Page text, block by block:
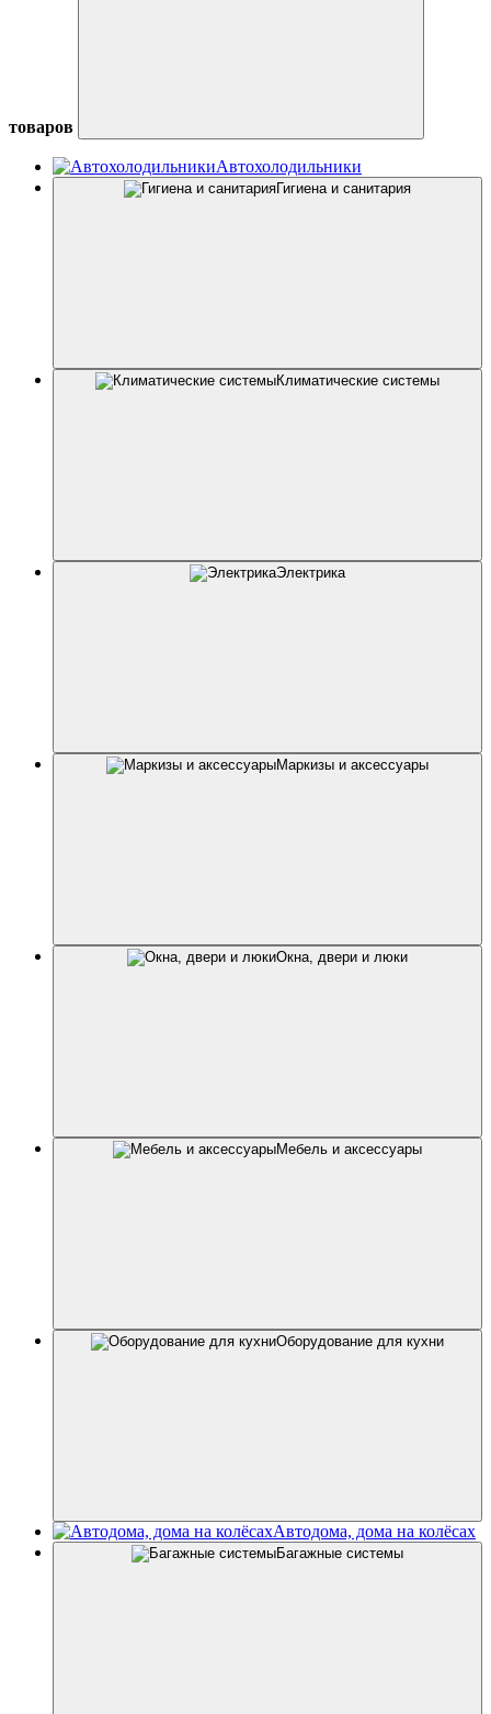
товаров
Автохолодильники
Гигиена и санитария
Климатические системы
Электрика
Маркизы и аксессуары
Окна, двери и люки
Мебель и аксессуары
Оборудование для кухни
Автодома, дома на колёсах
Багажные системы